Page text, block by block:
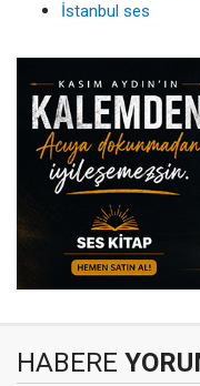
İstanbul ses
HABERE